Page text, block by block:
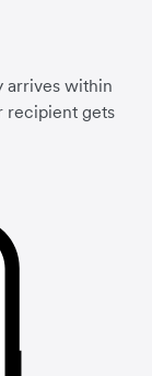
arrives within
recipient gets